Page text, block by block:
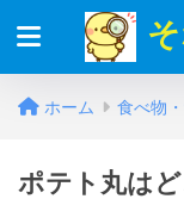
そ
ホーム 食べ物
ポテト丸は